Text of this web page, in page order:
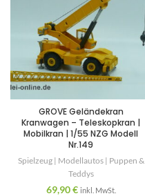
GROVE Geländekran
Kranwagen – Teleskopkran |
Mobilkran | 1/55 NZG Modell
Nr.149
Spielzeug | Modellautos | Puppen &
Teddys
69,90€ inkl. MwSt.